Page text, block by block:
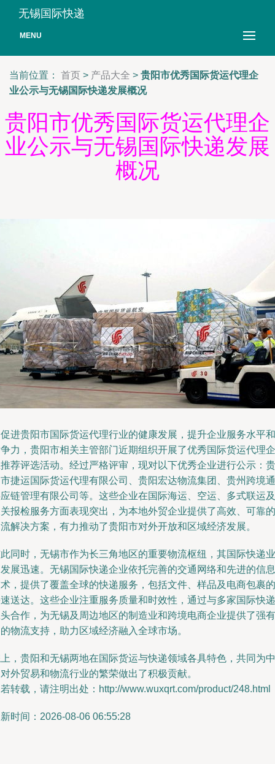
无锡国际快递
MENU
当前位置： 首页 > 产品大全 > 贵阳市优秀国际货运代理企
业公示与无锡国际快递发展概况
贵阳市优秀国际货运代理企
业公示与无锡国际快递发展
概况
进贵阳市国际货运代理行业的健康发展，提升企业服务水平和
力，贵阳市相关主管部门近期组织开展了优秀国际货运代理企
荐评选活动。经过严格评审，现对以下优秀企业进行公示：贵
捷运国际货运代理有限公司、贵阳宏达物流集团、贵州跨境通
链管理有限公司等。这些企业在国际海运、空运、多式联运及
报检服务方面表现突出，为本地外贸企业提供了高效、可靠的
解决方案，有力推动了贵阳市对外开放和区域经济发展。
同时，无锡市作为长三角地区的重要物流枢纽，其国际快递业
展迅速。无锡国际快递企业依托完善的交通网络和先进的信息
，提供了覆盖全球的快递服务，包括文件、样品及电商包裹的
送达。这些企业注重服务质量和时效性，通过与多家国际快递
合作，为无锡及周边地区的制造业和跨境电商企业提供了强有
物流支持，助力区域经济融入全球市场。
，贵阳和无锡两地在国际货运与快递领域各具特色，共同为中
外贸易和物流行业的繁荣做出了积极贡献。
转载，请注明出处：http://www.wuxqrt.com/product/248.html
时间：2026-08-06 06:55:28